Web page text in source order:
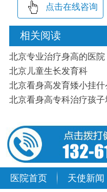
点击在线咨询
相关阅读
北京专业治疗身高的医院
北京儿童生长发育科
北京看身高发育矮小挂什
北京看身高专科治疗孩子
医院首页 天使新闻